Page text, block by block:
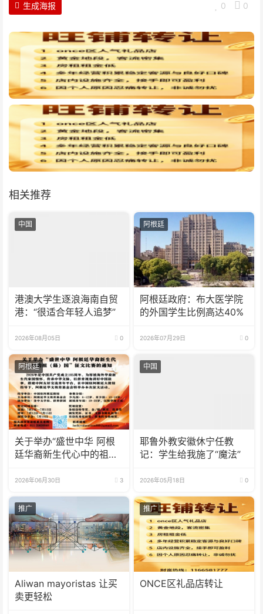
0 0
生成海报
相关推荐
中国
港澳大学生逐浪海南自贸
港：“很适合年轻人追梦”
2026年08月05日 0
阿根廷
阿根廷政府：布大医学院
的外国学生比例高达40%
2026年07月29日 0
阿根廷
关于举办“盛世中华 阿根
廷华裔新生代心中的祖
2026年06月30日 3
中国
耶鲁外教安徽休宁任教
记：学生给我施了“魔法”
2026年05月18日 0
推广
Aliwan mayoristas 让买
卖更轻松
推广
ONCE区礼品店转让